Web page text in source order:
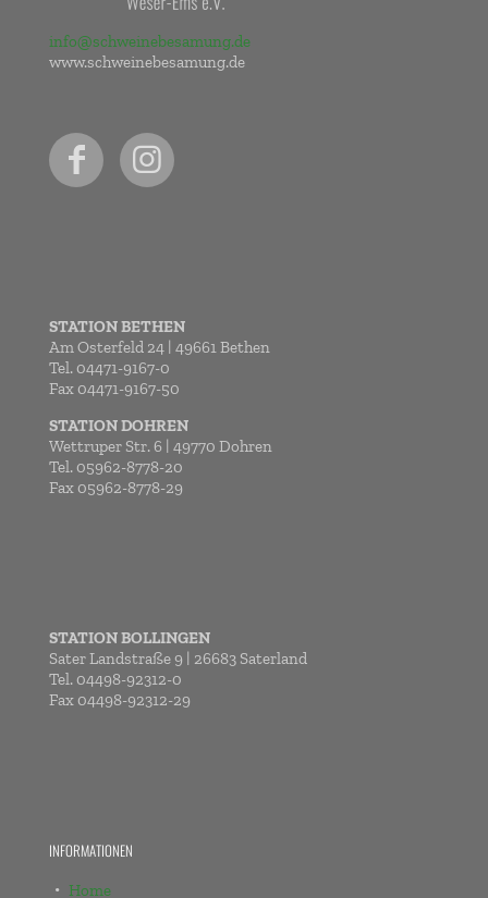
info@schweinebesamung.de
www.schweinebesamung.de
STATION BETHEN
Am Osterfeld 24 | 49661 Bethen
Tel. 04471-9167-0
Fax 04471-9167-50
STATION DOHREN
Wettruper Str. 6 | 49770 Dohren
Tel. 05962-8778-20
Fax 05962-8778-29
STATION BOLLINGEN
Sater Landstraße 9 | 26683 Saterland
Tel. 04498-92312-0
Fax 04498-92312-29
INFORMATIONEN
Home